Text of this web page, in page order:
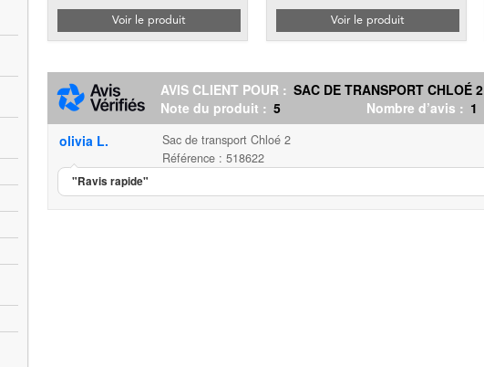
Voir le produit Voir le produit
AVIS CLIENT POUR : SAC DE TRANSPORT CHLOÉ 2
Note du produit : 5 Nombre d’avis : 1
olivia L.
Sac de transport Chloé 2
Référence : 518622
"Ravis rapide"